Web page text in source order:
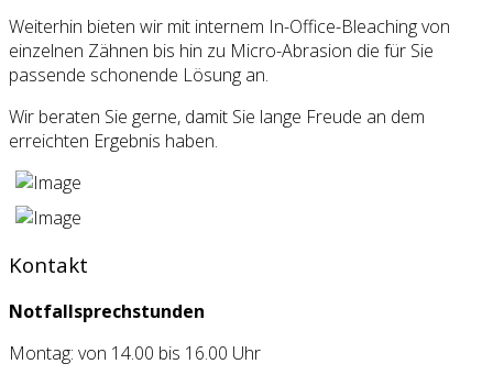
Weiterhin bieten wir mit internem In-Office-Bleaching von
einzelnen Zähnen bis hin zu Micro-Abrasion die für Sie
passende schonende Lösung an.
Wir beraten Sie gerne, damit Sie lange Freude an dem
erreichten Ergebnis haben.
Kontakt
Notfallsprechstunden
Montag: von 14.00 bis 16.00 Uhr